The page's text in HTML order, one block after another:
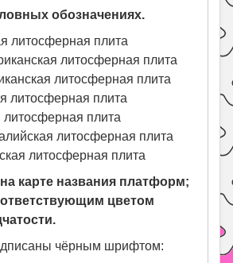
обозначениях.
литосферная плита
литосферная плита
литосферная плита
литосферная плита
литосферная плита
литосферная плита
литосферная плита
карте названия платформ;
цветом
чёрным шрифтом: